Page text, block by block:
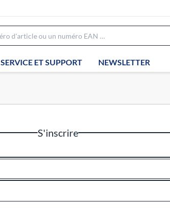
SERVICE ET SUPPORT NEWSLETTER
S'inscrire